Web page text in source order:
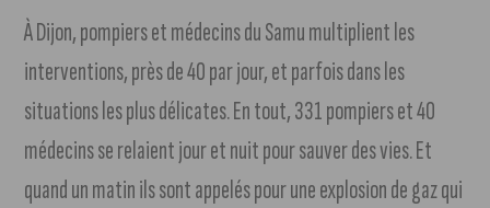
À Dijon, pompiers et médecins du Samu multiplient les
interventions, près de 40 par jour, et parfois dans les
situations les plus délicates. En tout, 331 pompiers et 40
médecins se relaient jour et nuit pour sauver des vies. Et
quand un matin ils sont appelés pour une explosion de gaz qui